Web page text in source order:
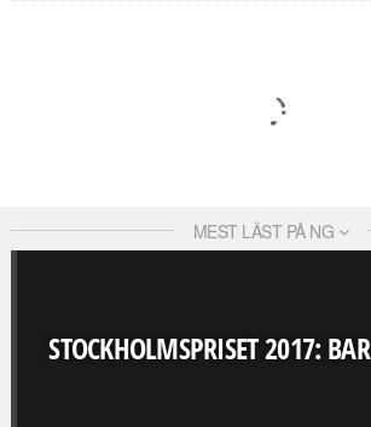
MEST LÄST PÅ NG
STOCKHOLMSPRISET 2017: BAR